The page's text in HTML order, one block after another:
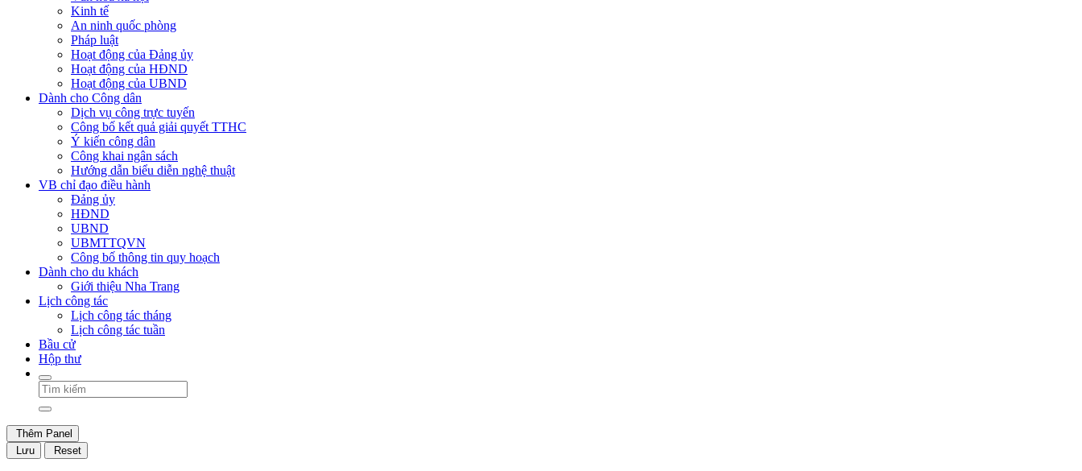
Kinh tế
An ninh quốc phòng
Pháp luật
Hoạt động của Đảng ủy
Hoạt động của HĐND
Hoạt động của UBND
Dành cho Công dân
Dịch vụ công trực tuyến
Công bố kết quả giải quyết TTHC
Ý kiến công dân
Công khai ngân sách
Hướng dẫn biểu diễn nghệ thuật
VB chỉ đạo điều hành
Đảng ủy
HĐND
UBND
UBMTTQVN
Công bố thông tin quy hoạch
Dành cho du khách
Giới thiệu Nha Trang
Lịch công tác
Lịch công tác tháng
Lịch công tác tuần
Bầu cử
Hộp thư
Thêm Panel
Lưu
Reset